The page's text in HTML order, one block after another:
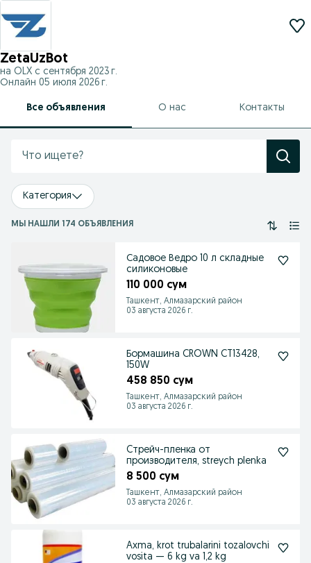
ZetaUzBot
на OLX с сентября 2023 г.
Онлайн 05 июля 2026 г.
Все объявления О нас Контакты
Категория
МЫ НАШЛИ 174 ОБЪЯВЛЕНИЯ
Садовое Ведро 10 л складные
силиконовые
110 000 сум
Ташкент, Алмазарский район
03 августа 2026 г.
Бормашина CROWN CT13428,
150W
458 850 сум
Ташкент, Алмазарский район
03 августа 2026 г.
Cтрейч-пленка от
производителя, streych plenka
8 500 сум
Ташкент, Алмазарский район
03 августа 2026 г.
Axma, krot trubalarini tozalovchi
vosita — 6 kg va 1,2 kg